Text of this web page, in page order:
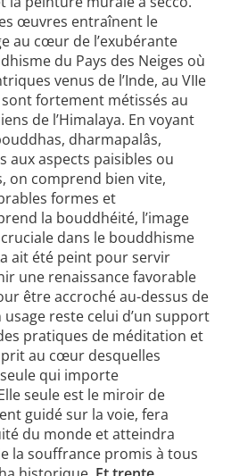
œuvres entraînent le
au cœur de l’exubérante
du Pays des Neiges où
venus de l’Inde, au VIIe
fortement métissés au
de l’Himalaya. En voyant
dharmapalâs,
aux aspects paisibles ou
on comprend bien vite,
formes et
la bouddhéité, l’image
dans le bouddhisme
ait été peint pour servir
une renaissance favorable
être accroché au-dessus de
usage reste celui d’un support
pratiques de méditation et
au cœur desquelles
qui importe
seule est le miroir de
guidé sur la voie, fera
du monde et atteindra
la souffrance promis à tous